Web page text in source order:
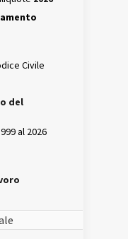
Civile
del
al 2026